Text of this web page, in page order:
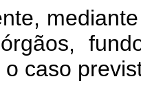
caso